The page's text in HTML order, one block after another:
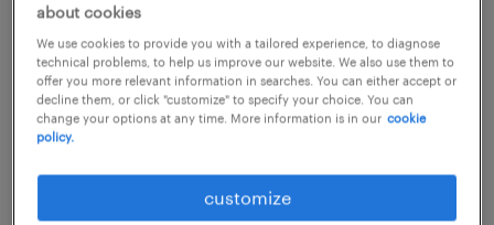
の精密機械メーカー / 生産管理 ※未経験歓
迎
栃木, 栃木県
permanent
about cookies
We use cookies to provide you with a tailored experience, to diagnose
technical problems, to help us improve our website. We also use them to
offer you more relevant information in searches. You can either accept or
decline them, or click "customize" to specify your choice. You can
change your options at any time. More information is in our cookie
policy.
customize